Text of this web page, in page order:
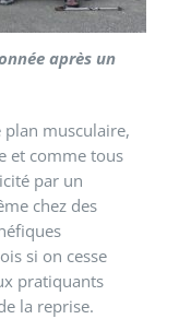
après un
plan musculaire,
et comme tous
par un
chez des
si on cesse
pratiquants
la reprise.